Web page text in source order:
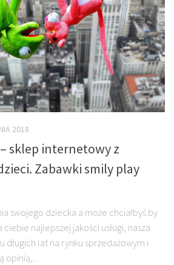
2018
sklep internetowy z
Zabawki smily play
swojego dziecka a może chciałbyś by
ciebie najlepszej jakości usługi, nasza
długich lat na rynku sprzedażowym i
opinią,...